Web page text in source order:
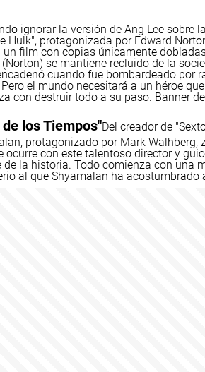
ignorar la versión de Ang Lee sobre
Hulk", protagonizada por Edward
un film con copias únicamente
(Norton) se mantiene recluido de la
cuando fue bombardeado por
el mundo necesitará a un héroe
con destruir todo a su paso. Banner
los Tiempos"Del creador de
protagonizado por Mark Walhberg,
ocurre con este talentoso director y
de la historia. Todo comienza con una
al que Shyamalan ha acostumbrado